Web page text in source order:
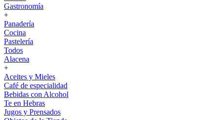
Gastronomía
+
Panadería
Cocina
Pastelería
Todos
Alacena
+
Aceites y Mieles
Café de especialidad
Bebidas con Alcohol
Te en Hebras
Jugos y Prensados